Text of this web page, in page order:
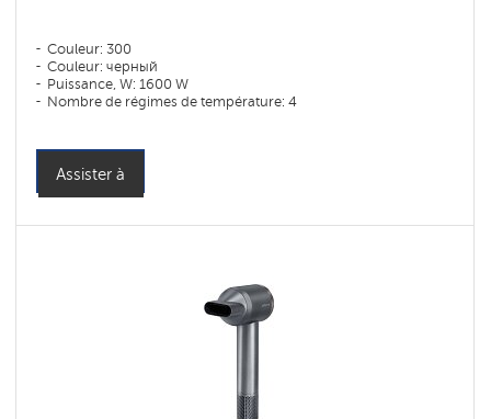
Couleur: 300
Couleur: черный
Puissance, W: 1600 W
Nombre de régimes de température: 4
Assister à